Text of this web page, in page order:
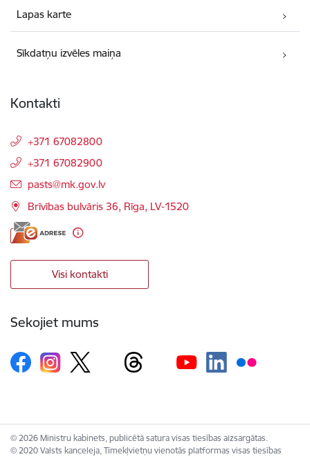
Lapas karte
Sīkdatņu izvēles maiņa
Kontakti
+371 67082800
+371 67082900
E-pasts:
pasts@mk.gov.lv
Brīvības bulvāris 36, Rīga, LV-1520
Visi kontakti
Sekojiet mums
© 2026 Ministru kabinets, publicētā satura visas tiesības aizsargātas.
© 2020 Valsts kanceleja, Tīmekļvietņu vienotās platformas visas tiesības